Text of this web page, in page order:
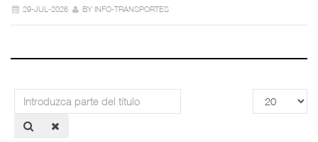
29-JUL-2026 BY INFO-TRANSPORTES
Introduzca
parte
del
Cantidad
a